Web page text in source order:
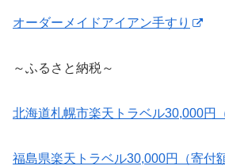
オーダーメイドアイアン手すり
～ふるさと納税～
北海道札幌市楽天トラベル30,000円
福島県楽天トラベル30,000円（寄付